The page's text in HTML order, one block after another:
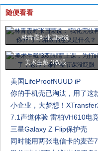
随便看看
林青霞对张国荣说
美术生戴“3双眼
美国LifeProofNUUD iP
你的手机壳已淘汰，用了这
小企业，大梦想！
7.1声道体验 雷柏VH610电
三星Galaxy Z Flip保护壳
同时能用两张电信卡的麦芒